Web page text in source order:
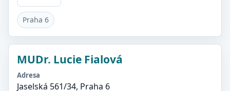
Praha 6
MUDr. Lucie Fialová
Adresa
Jaselská 561/34, Praha 6